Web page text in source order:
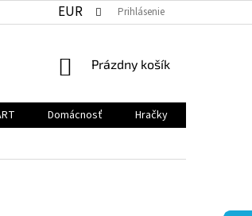
EUR Prihlásenie
NÁKUPNÝ
Prázdny košík
Domácnosť
Hračky